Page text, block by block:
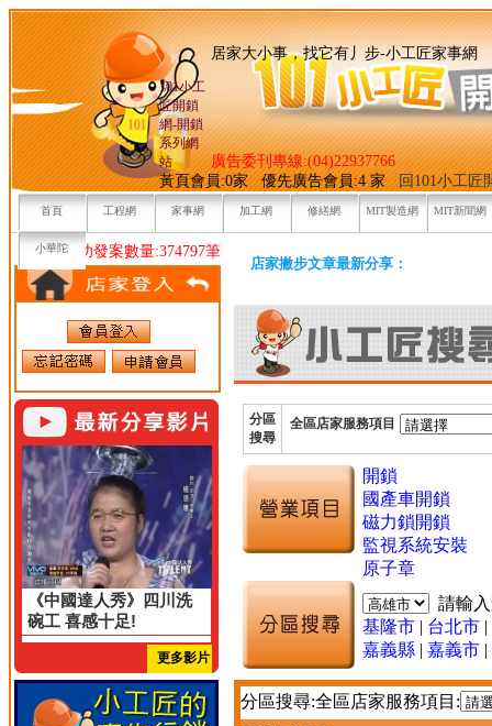
101小工
匠開鎖
網-開鎖
系列網
站
居家大小事，找它有丿步-小
廣告委刊專線:(04)22937766
黃頁會員:0家 優先廣告會員:4 家回101小工匠
首頁 工程網 家事網 加工網 修繕網 MIT製造網 MIT新聞網
小華陀
目前已成功發案數量:374797筆
《中國達人秀》四川洗
碗工 喜感十足!
更多影片
店家撇步文章最新分享：
分區
搜尋
全區店家服務項目
開鎖
國產車開鎖
磁力鎖開鎖
監視系統安裝
原子章
請輸
基隆市 | 台北市 |
嘉義縣 | 嘉義市 |
分區搜尋:全區店家服務項目: